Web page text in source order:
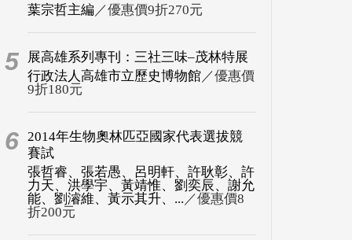
葉宗哲主編 ／優惠價9折270元
5
展高雄系列專刊：三社三味–茂林特展
行政法人高雄市立歷史博物館／優惠價
9折180元
6 2014年生物奧林匹亞國家代表選拔競
賽試
張哲睿、張若愚、呂明軒、許耿彰、許
力天、洪學宇、黃靖惟、劉奕辰、謝允
能、劉濬維、黃示其升、... ／優惠價8
折200元